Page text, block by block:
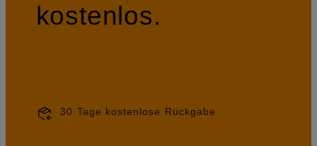
kostenlos.
30 Tage kostenlose Rückgabe